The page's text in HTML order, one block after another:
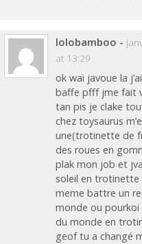
lolobamboo -
at 13:29
ok wai javoue la
baffe pfff jme fait
tan pis je clake
chez toysaurus
une(trotinette de
des roues en
plak mon job et
soleil en
meme battre un
monde ou
du monde en
geof tu a changé